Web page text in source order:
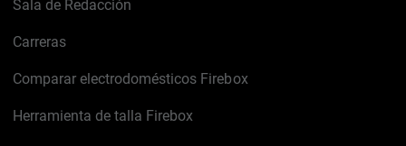
Sala de Redacción
Carreras
Comparar electrodomésticos Firebox
Herramienta de talla Firebox